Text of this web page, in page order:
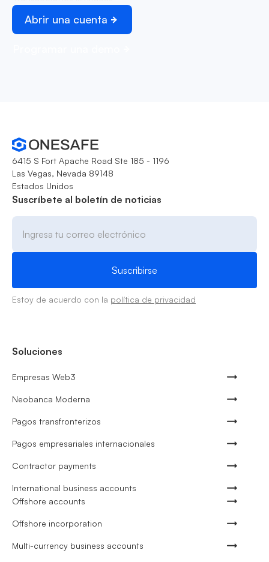
Abrir una cuenta
6415 S Fort Apache Road Ste 185 - 1196
Las Vegas, Nevada 89148
Estados Unidos
Suscríbete al boletín de noticias
Estoy de acuerdo con la política de privacidad
Soluciones
Empresas Web3
Neobanca Moderna
Pagos transfronterizos
Pagos empresariales internacionales
Contractor payments
International business accounts
Offshore accounts
Offshore incorporation
Multi-currency business accounts